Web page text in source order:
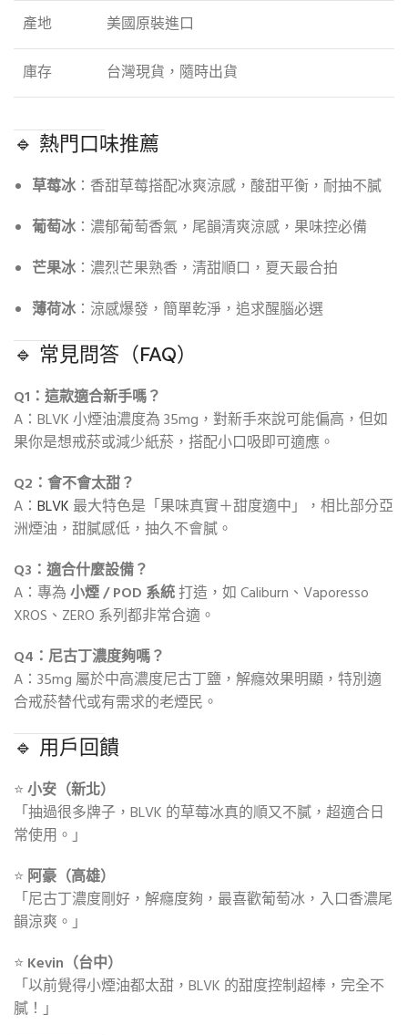
產地 美國原裝進口
庫存 台灣現貨，隨時出貨
🔹 熱門口味推薦
草莓冰：香甜草莓搭配冰爽涼感，酸甜平衡，耐抽不膩
葡萄冰：濃郁葡萄香氣，尾韻清爽涼感，果味控必備
芒果冰：濃烈芒果熟香，清甜順口，夏天最合拍
薄荷冰：涼感爆發，簡單乾淨，追求醒腦必選
🔹 常見問答（FAQ）
Q1：這款適合新手嗎？
A：BLVK 小煙油濃度為 35mg，對新手來說可能偏高，但如
果你是想戒菸或減少紙菸，搭配小口吸即可適應。
Q2：會不會太甜？
A： BLVK最大特色是「果味真實＋甜度適中」，相比部分亞
洲煙油，甜膩感低，抽久不會膩。
Q3：適合什麼設備？
A：專為小煙 / POD 系統打造，如 Caliburn、Vaporesso
XROS、ZERO 系列都非常合適。
Q4：尼古丁濃度夠嗎？
A：35mg 屬於中高濃度尼古丁鹽，解癮效果明顯，特別適
合戒菸替代或有需求的老煙民。
🔹 用戶回饋
⭐小安（新北）
「抽過很多牌子，BLVK 的草莓冰真的順又不膩，超適合日
常使用。」
⭐ 阿豪（高雄）
「尼古丁濃度剛好，解癮度夠，最喜歡葡萄冰，入口香濃尾
韻涼爽。」
⭐ Kevin（台中）
「以前覺得小煙油都太甜，BLVK 的甜度控制超棒，完全不
膩！」